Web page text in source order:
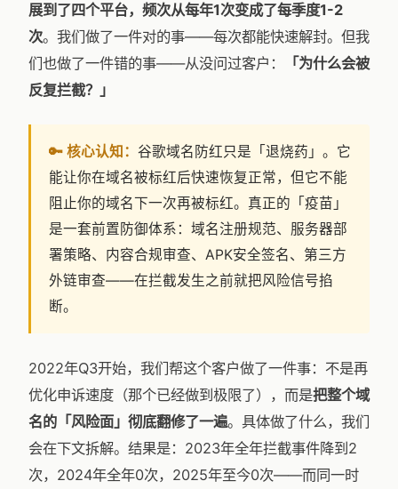
展到了四个平台，频次从每年1次变成了每季度1-2
次。我们做了一件对的事——每次都能快速解封。但我
们也做了一件错的事——从没问过客户：
「为什么会被
反复拦截？」
🔑 核心认知： 谷歌域名防红只是「退烧药」。它
能让你在域名被标红后快速恢复正常，但它不能
阻止你的域名下一次再被标红。真正的「疫苗」
是一套前置防御体系：域名注册规范、服务器部
署策略、内容合规审查、APK安全签名、第三方
外链审查——在拦截发生之前就把风险信号掐
断。
2022年Q3开始，我们帮这个客户做了一件事：不是再
优化申诉速度（那个已经做到极限了），而是把整个域
名的「风险面」彻底翻修了一遍。具体做了什么，我们
会在下文拆解。结果是：2023年全年拦截事件降到2
次，2024年全年0次，2025年至今0次——而同一时